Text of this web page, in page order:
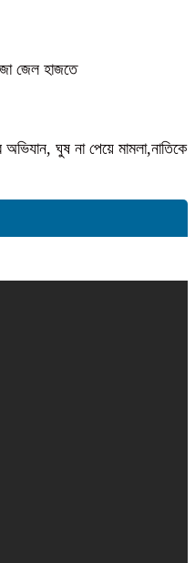
জেল হাজতে
ঘুষ না পেয়ে মামলা,নাতিকে